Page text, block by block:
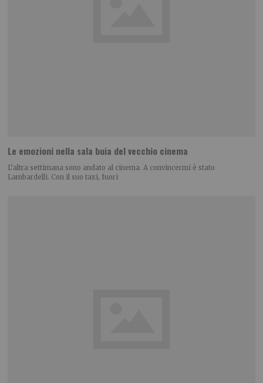
Le emozioni nella sala buia del vecchio cinema
L’altra settimana sono andato al cinema. A convincermi è stato
Lambardelli. Con il suo taxi, fuori